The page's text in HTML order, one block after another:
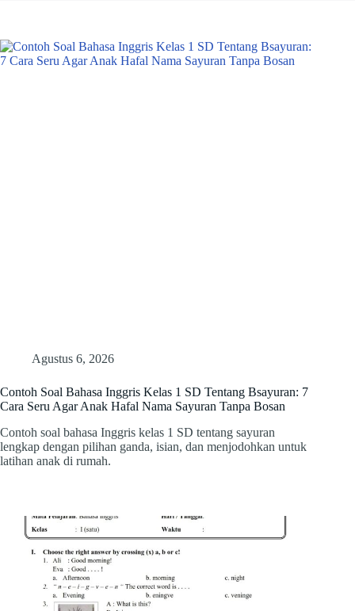
Agustus 6, 2026
Contoh Soal Bahasa Inggris Kelas 1 SD Tentang Bsayuran: 7
Cara Seru Agar Anak Hafal Nama Sayuran Tanpa Bosan
Contoh soal bahasa Inggris kelas 1 SD tentang sayuran
lengkap dengan pilihan ganda, isian, dan menjodohkan untuk
latihan anak di rumah.